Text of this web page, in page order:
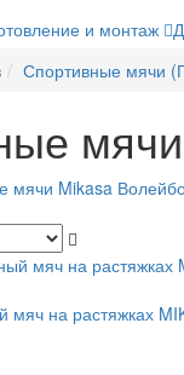
и монтаж
Спортивные мячи
мячи
мячи Mikasa
мяч на растяжках